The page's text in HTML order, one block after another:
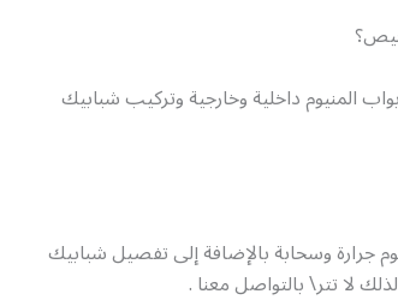
المنيوم داخلية وخارجية وتركيب شبابيك
جرارة وسحابة بالإضافة إلى تفصيل شبابيك
لا تتر\ بالتواصل معنا .